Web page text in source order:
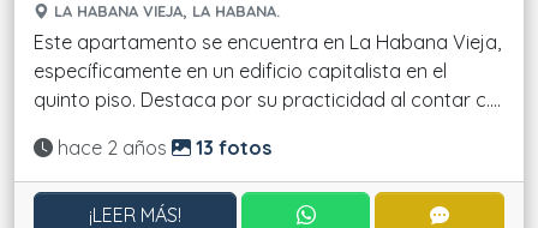
LA HABANA VIEJA, LA HABANA.
Este apartamento se encuentra en La Habana Vieja,
específicamente en un edificio capitalista en el
quinto piso. Destaca por su practicidad al contar c....
Actualizado:
hace 2 años 13 fotos
¡LEER MÁS! CONTACTAR POR